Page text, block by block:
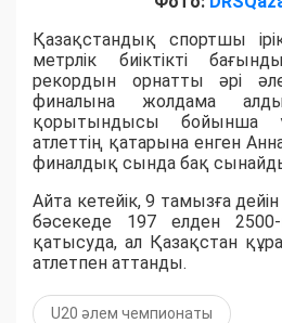
Қазақстандық спортшы
метрлік биіктікті
рекордын орнатты әрі
финалына жолдама
қорытындысы бойынша
атлеттің қатарына енген
финалдық сында бақ
Айта кетейік, 9 тамызға
бәсекеде 197 елден
қатысуда, ал Қазақстан
атлетпен аттанды.
U20 әлем чемпионаты